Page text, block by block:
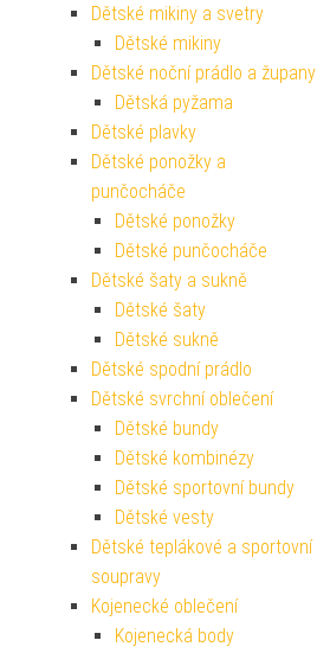
Dětské mikiny a svetry
Dětské mikiny
Dětské noční prádlo a župany
Dětská pyžama
Dětské plavky
Dětské ponožky a
punčocháče
Dětské ponožky
Dětské punčocháče
Dětské šaty a sukně
Dětské šaty
Dětské sukně
Dětské spodní prádlo
Dětské svrchní oblečení
Dětské bundy
Dětské kombinézy
Dětské sportovní bundy
Dětské vesty
Dětské teplákové a sportovní
soupravy
Kojenecké oblečení
Kojenecká body